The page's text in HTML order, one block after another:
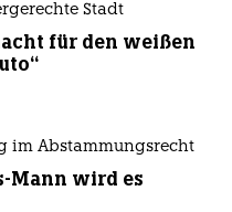
Stadt
für den weißen
im Abstammungsrecht
Mann wird es